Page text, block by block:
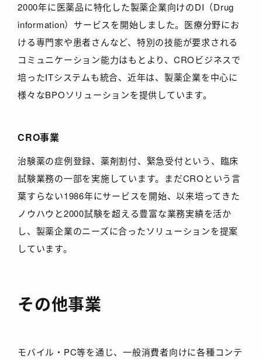
2000年に医薬品に特化した製薬企業向けのDI（Drug
information）サービスを開始しました。医療分野にお
ける専門家や患者さんなど、特別の技能が要求される
コミュニケーション能力はもとより、CROビジネスで
培ったITシステムも統合、近年は、製薬企業を中心に
様々なBPOソリューションを提供しています。
CRO事業
治験薬の症例登録、薬剤割付、緊急受付という、臨床
試験業務の一部を実施しています。まだCROという言
葉すらない1986年にサービスを開始、以来培ってきた
ノウハウと2000試験を超える豊富な業務実績を活か
し、製薬企業のニーズに合ったソリューションを提案
しています。
その他事業
モバイル・PC等を通じ、一般消費者向けに各種コンテ